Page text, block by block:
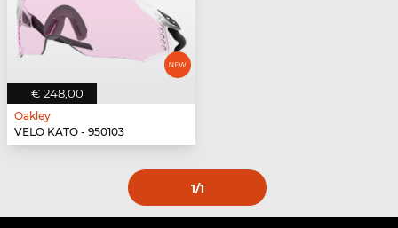
€ 248,00
Oakley
VELO KATO - 950103
1/1